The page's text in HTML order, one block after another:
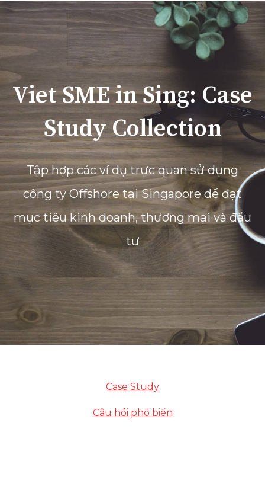
Viet SME in Sing: Case
Study Collection
Tập hợp các ví dụ trực quan sử dụng
công ty Offshore tại Singapore để đạt
mục tiêu kinh doanh, thương mại và đầu
tư
Case Study
Câu hỏi phổ biến